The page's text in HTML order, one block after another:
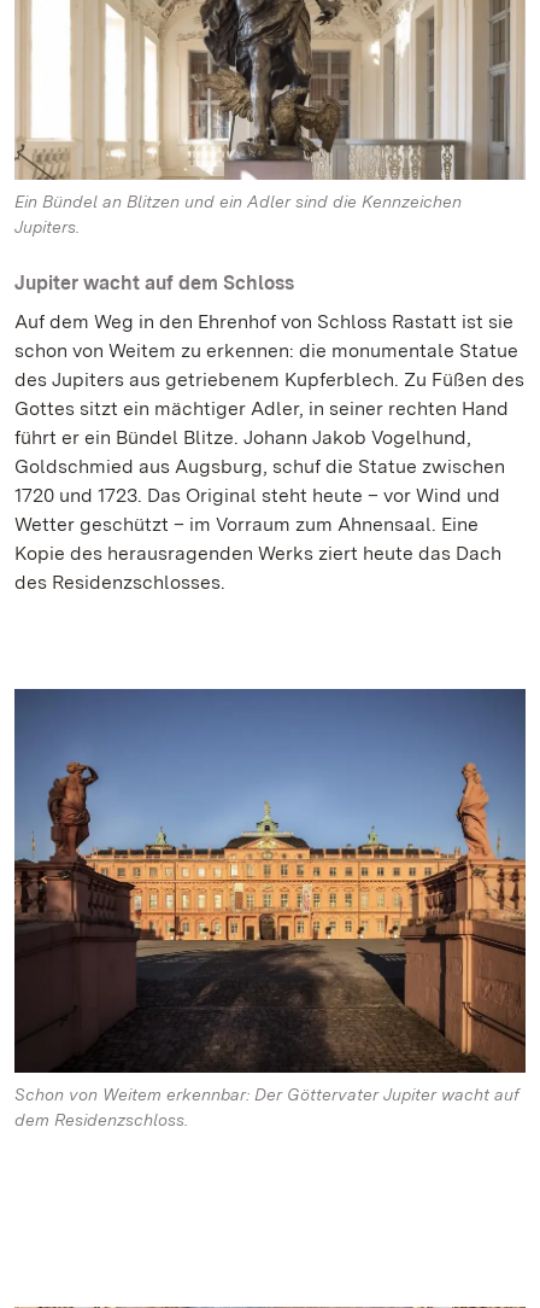
Ein Bündel an Blitzen und ein Adler sind die Kennzeichen
Jupiters.
Jupiter wacht auf dem Schloss
Auf dem Weg in den Ehrenhof von Schloss Rastatt ist sie
schon von Weitem zu erkennen: die monumentale Statue
des Jupiters aus getriebenem Kupferblech. Zu Füßen des
Gottes sitzt ein mächtiger Adler, in seiner rechten Hand
führt er ein Bündel Blitze. Johann Jakob Vogelhund,
Goldschmied aus Augsburg, schuf die Statue zwischen
1720 und 1723. Das Original steht heute – vor Wind und
Wetter geschützt – im Vorraum zum Ahnensaal. Eine
Kopie des herausragenden Werks ziert heute das Dach
des Residenzschlosses.
Schon von Weitem erkennbar: Der Göttervater Jupiter wacht auf
dem Residenzschloss.